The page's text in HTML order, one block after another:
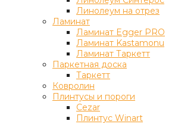
Линолеум на отрез
Ламинат
Ламинат Egger PRO
Ламинат Kastamonu
Ламинат Таркетт
Паркетная доска
Таркетт
Ковролин
Плинтусы и пороги
Cezar
Плинтус Winart